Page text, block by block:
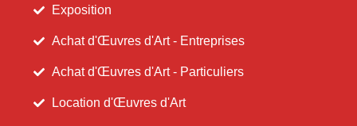
Exposition
Achat d'Œuvres d'Art - Entreprises
Achat d'Œuvres d'Art - Particuliers
Location d'Œuvres d'Art